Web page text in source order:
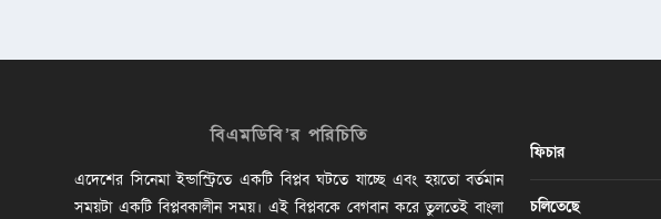
বিএমডিবি’র পরিচিতি
এদেশের সিনেমা ইন্ডাস্ট্রিতে একটি বিপ্লব ঘটতে যাচ্ছে এবং হয়তো বর্তমান
সময়টা একটি বিপ্লবকালীন সময়। এই বিপ্লবকে বেগবান করে তুলতেই বাংলা
ফিচার
চলিতেছে